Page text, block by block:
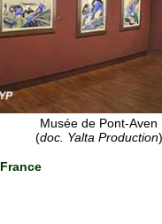
Musée de Pont-Aven
(doc. Yalta Production)